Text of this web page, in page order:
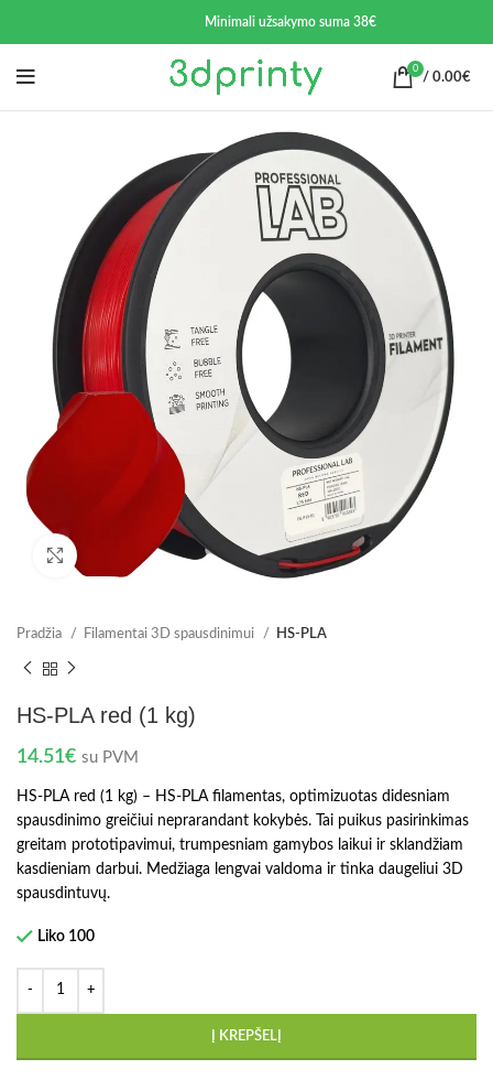
Minimali užsakymo suma 38€
0
/ 0.00€
Spustelėkite norėdami padidinti
Pradžia Filamentai 3D spausdinimui HS-PLA
HS-PLA red (1 kg)
14.51€ su PVM
HS-PLA red (1 kg) – HS-PLA filamentas, optimizuotas didesniam
spausdinimo greičiui neprarandant kokybės. Tai puikus pasirinkimas
greitam prototipavimui, trumpesniam gamybos laikui ir sklandžiam
kasdieniam darbui. Medžiaga lengvai valdoma ir tinka daugeliui 3D
spausdintuvų.
Liko 100
Į KREPŠELĮ